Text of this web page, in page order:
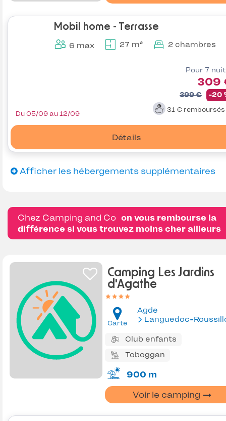
Mobil home - Terrasse
6 max 27 m² 2 chambres
Pour 7
309
399 € -20
31 € remboursés
Détails
Du 05/09 au 12/09
Afficher les hébergements supplémentaires
Chez Camping and Co on vous rembourse la
différence si vous trouvez moins cher ailleurs
Camping Les Jardins
d'Agathe
Carte
Agde
Languedoc-
Club enfants
Toboggan
900 m
Voir le camping